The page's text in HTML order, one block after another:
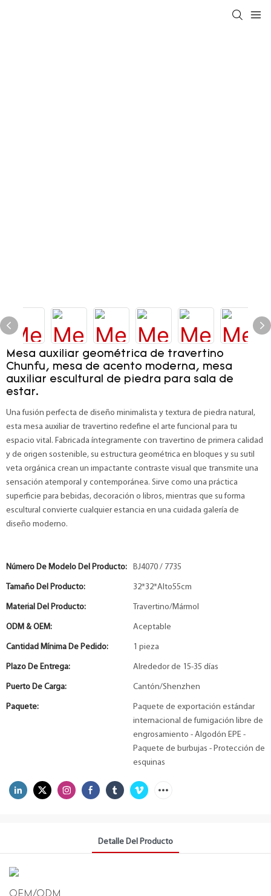
Mesa auxiliar geométrica de travertino
Chunfu, mesa de acento moderna, mesa
auxiliar escultural de piedra para sala de
estar.
Una fusión perfecta de diseño minimalista y textura de piedra natural,
esta mesa auxiliar de travertino redefine el arte funcional para tu
espacio vital. Fabricada íntegramente con travertino de primera calidad
y de origen sostenible, su estructura geométrica en bloques y su sutil
veta orgánica crean un impactante contraste visual que transmite una
sensación atemporal y contemporánea. Sirve como una práctica
superficie para bebidas, decoración o libros, mientras que su forma
escultural convierte cualquier estancia en una cuidada galería de
diseño moderno.
Número De Modelo Del Producto: BJ4070 / 7735
Tamaño Del Producto: 32*32*Alto55cm
Material Del Producto: Travertino/Mármol
ODM & OEM: Aceptable
Cantidad Mínima De Pedido: 1 pieza
Plazo De Entrega: Alrededor de 15-35 días
Puerto De Carga: Cantón/Shenzhen
Paquete:
Paquete de exportación estándar
internacional de fumigación libre de
engrosamiento - Algodón EPE -
Paquete de burbujas - Protección de
esquinas
Detalle Del Producto